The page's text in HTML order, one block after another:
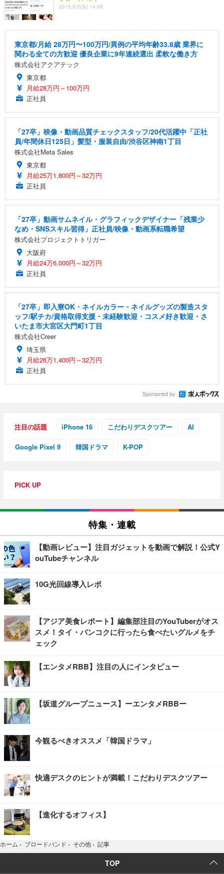
2015.9.2(水) 14:49
東京都/月給 28万円〜100万円/異例の平均年齢33.8歳 業界に
関わる全ての方歓迎 優良企業に9年連続選出 柔軟な働き方
株式会社アクアテック
東京都
月給28万円～100万円
正社員
「27卒」映像・動画品質チェックスタッフ/20代活躍中「正社
員/年間休日125日」髪型・服装自由/渋谷区神南1丁目
株式会社Meta Sales
東京都
月給25万1,800円～32万円
正社員
「27卒」動画サムネイル・グラフィックデザイナー「残業少
なめ・SNSスキル習得」正社員/映像・動画系転職希望
株式会社プロジェクトトリガー
大阪府
月給24万6,000円～32万円
正社員
「27卒」即入寮OK・ネイルカラー・ネイルグッズの製造スタ
ッフ/駅チカ/資格取得支援・未経験歓迎・コスメ好き歓迎・さ
いたま市大宮区大門町1丁目
株式会社Creer
埼玉県
月給26万1,400円～32万円
正社員
Sponsored by
注目の話題 iPhone 16 こだわりデスクツアー AI
Google Pixel 9 韓国ドラマ K-POP
PICK UP
特集・連載
【動画レビュー】注目ガジェットを動画で解説！公式Y
ouTubeチャンネル
10G光回線導入レポ
【アジア美食レポート】編集部注目のYouTuberがオス
スメ！タイ・バンコクに行ったら食べたいグルメをチ
ェック
【エンタメRBB】注目の人にインタビュー
【坂道グループニュース】ーエンタメRBBー
今観るべきオススメ「韓国ドラマ」
快適デスクのヒントが満載！こだわりデスクツアー
【進化するオフィス】
ホーム › ブロードバンド › その他 › 記事
TOP